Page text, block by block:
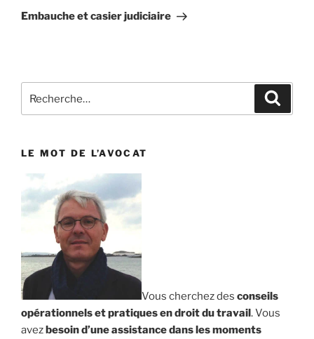
suivant
Embauche et casier judiciaire
LE MOT DE L’AVOCAT
Vous cherchez des conseils
opérationnels et pratiques en droit du travail. Vous
avezbesoin d’une assistance dans les moments